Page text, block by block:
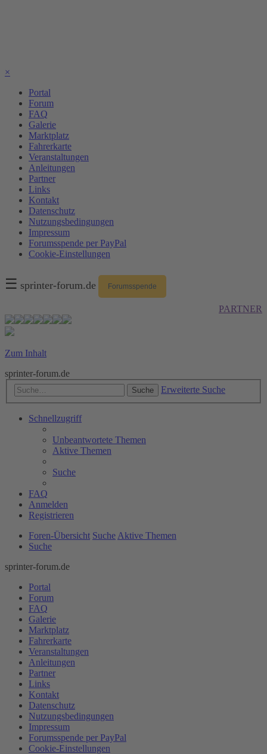
×
Portal
Forum
FAQ
Galerie
Marktplatz
Fahrerkarte
Veranstaltungen
Anleitungen
Partner
Links
Kontakt
Datenschutz
Nutzungsbedingungen
Impressum
Forumsspende per PayPal
Cookie-Einstellungen
☰ sprinter-forum.de Forumsspende
PARTNER
Zum Inhalt
sprinter-forum.de
Suche Erweiterte Suche
Schnellzugriff
Unbeantwortete Themen
Aktive Themen
Suche
FAQ
Anmelden
Registrieren
Foren-Übersicht Suche Aktive Themen
Suche
sprinter-forum.de
Portal
Forum
FAQ
Galerie
Marktplatz
Fahrerkarte
Veranstaltungen
Anleitungen
Partner
Links
Kontakt
Datenschutz
Nutzungsbedingungen
Impressum
Forumsspende per PayPal
Cookie-Einstellungen